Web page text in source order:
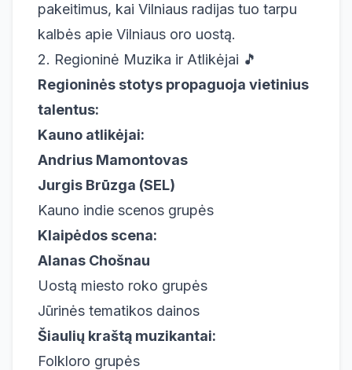
pakeitimus, kai Vilniaus radijas tuo tarpu
kalbės apie Vilniaus oro uostą.
2. Regioninė Muzika ir Atlikėjai 🎵
Regioninės stotys propaguoja vietinius
talentus:
Kauno atlikėjai:
Andrius Mamontovas
Jurgis Brūzga (SEL)
Kauno indie scenos grupės
Klaipėdos scena:
Alanas Chošnau
Uostą miesto roko grupės
Jūrinės tematikos dainos
Šiaulių kraštą muzikantai:
Folkloro grupės